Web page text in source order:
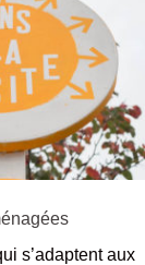
s’adaptent aux